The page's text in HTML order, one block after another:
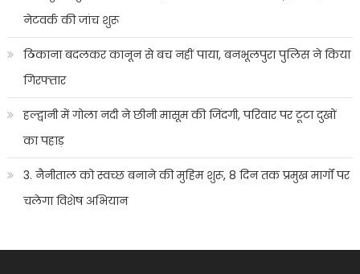
नेटवर्क की जांच शुरू
ठिकाना बदलकर कानून से बच नहीं पाया, बनभूलपुरा पुलिस ने किया
गिरफ्तार
हल्द्वानी में गोला नदी ने छीनी मासूम की जिंदगी, परिवार पर टूटा दुखों
का पहाड़
3. नैनीताल को स्वच्छ बनाने की मुहिम शुरू, 8 दिन तक प्रमुख मार्गों पर
चलेगा विशेष अभियान